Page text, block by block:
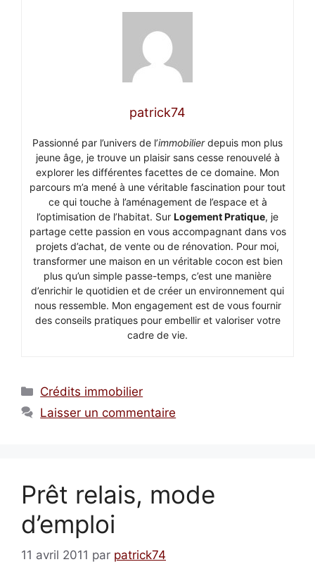
patrick74
Passionné par l’univers de l’immobilierdepuis mon plus
jeune âge, je trouve un plaisir sans cesse renouvelé à
explorer les différentes facettes de ce domaine. Mon
parcours m’a mené à une véritable fascination pour tout
ce qui touche à l’aménagement de l’espace et à
l’optimisation de l’habitat. Sur Logement Pratique, je
partage cette passion en vous accompagnant dans vos
projets d’achat, de vente ou de rénovation. Pour moi,
transformer une maison en un véritable cocon est bien
plus qu’un simple passe-temps, c’est une manière
d’enrichir le quotidien et de créer un environnement qui
nous ressemble. Mon engagement est de vous fournir
des conseils pratiques pour embellir et valoriser votre
cadre de vie.
Catégories
Crédits immobilier
Laisser un commentaire
Prêt relais, mode
d’emploi
11 avril 2011 par patrick74